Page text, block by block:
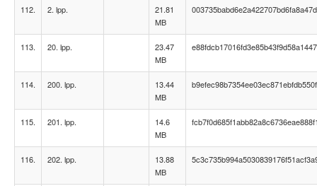
112. 2. lpp.
21.81
MB
113. 20. lpp.
23.47
MB
114. 200. lpp.
13.44
MB
115. 201. lpp.
14.6
MB
116. 202. lpp.
13.88
MB